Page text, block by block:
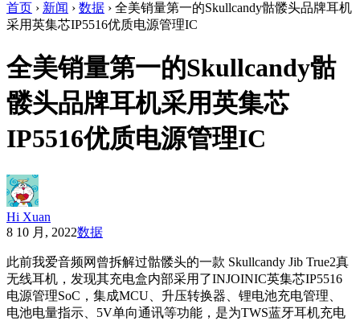
首页 › 新闻 › 数据 › 全美销量第一的Skullcandy骷髅头品牌耳机
采用英集芯IP5516优质电源管理IC
全美销量第一的Skullcandy骷
髅头品牌耳机采用英集芯
IP5516优质电源管理IC
Hi Xuan
8 10 月, 2022数据
此前我爱音频网曾拆解过骷髅头的一款 Skullcandy Jib True2真
无线耳机，发现其充电盒内部采用了INJOINIC英集芯IP5516
电源管理SoC，集成MCU、升压转换器、锂电池充电管理、
电池电量指示、5V单向通讯等功能，是为TWS蓝牙耳机充电